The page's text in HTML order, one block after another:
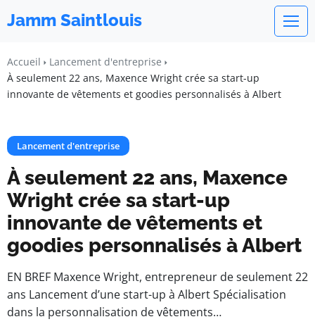
Jamm Saintlouis
Accueil
Lancement d'entreprise
À seulement 22 ans, Maxence Wright crée sa start-up
innovante de vêtements et goodies personnalisés à Albert
Lancement d'entreprise
À seulement 22 ans, Maxence
Wright crée sa start-up
innovante de vêtements et
goodies personnalisés à Albert
EN BREF Maxence Wright, entrepreneur de seulement 22
ans Lancement d’une start-up à Albert Spécialisation
dans la personnalisation de vêtements…